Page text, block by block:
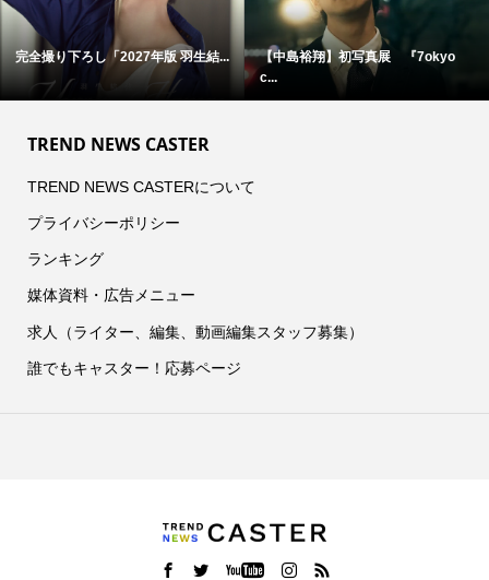
完全撮り下ろし「2027年版 羽生結...
【中島裕翔】初写真展 『7okyo
c...
TREND NEWS CASTER
TREND NEWS CASTERについて
プライバシーポリシー
ランキング
媒体資料・広告メニュー
求人（ライター、編集、動画編集スタッフ募集）
誰でもキャスター！応募ページ